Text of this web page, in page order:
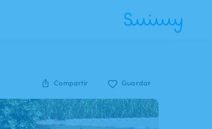
Compartir Guardar